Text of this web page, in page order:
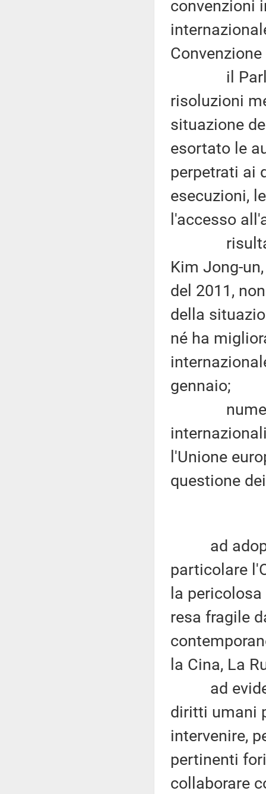
convenzioni
il
risoluzioni
situazione
esortato le
perpetrati ai
esecuzioni,
l'accesso
risulta
Kim Jong-
del 2011,
della
né ha
gennaio;
l'Unione
questione
ad
particolare
la pericolosa
resa fragile
la Cina, La
ad
diritti umani
intervenire,
pertinenti
collaborare